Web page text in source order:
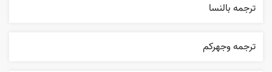
ترجمه بالنسا
ترجمه وجهرکم